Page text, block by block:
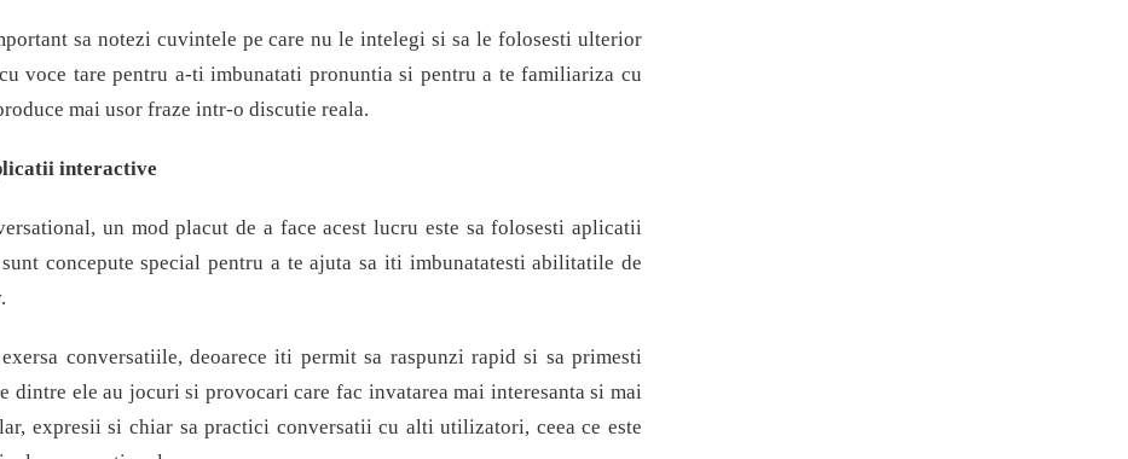
sa notezi cuvintele pe care nu le intelegi si sa le folosesti ulterior
voce tare pentru a-ti imbunatati pronuntia si pentru a te familiariza cu
mai usor fraze intr-o discutie reala.
interactive
un mod placut de a face acest lucru este sa folosesti aplicatii
concepute special pentru a te ajuta sa iti imbunatatesti abilitatile de
conversatiile, deoarece iti permit sa raspunzi rapid si sa primesti
dintre ele au jocuri si provocari care fac invatarea mai interesanta si mai
expresii si chiar sa practici conversatii cu alti utilizatori, ceea ce este